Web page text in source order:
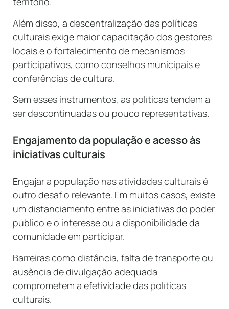
Além disso, a descentralização das políticas
culturais exige maior capacitação dos gestores
locais e o fortalecimento de mecanismos
participativos, como conselhos municipais e
conferências de cultura.
Sem esses instrumentos, as políticas tendem a
ser descontinuadas ou pouco representativas.
Engajamento da população e acesso às
iniciativas culturais
Engajar a população nas atividades culturais é
outro desafio relevante. Em muitos casos, existe
um distanciamento entre as iniciativas do poder
público e o interesse ou a disponibilidade da
comunidade em participar.
Barreiras como distância, falta de transporte ou
ausência de divulgação adequada
comprometem a efetividade das políticas
culturais.